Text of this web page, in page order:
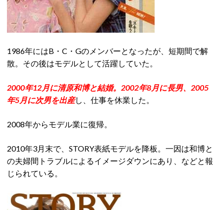
1986年にはB・C・Gのメンバーとなったが、短期間で解
散。その後はモデルとして活躍していた。
2000年12月に清原和博と結婚。2002年8月に長男、2005
年5月に次男を出産し、仕事を休業した。
2008年からモデル業に復帰。
2010年3月末で、STORY表紙モデルを降板。一因は和博と
の夫婦間トラブルによるイメージダウンにあり、などと報
じられている。